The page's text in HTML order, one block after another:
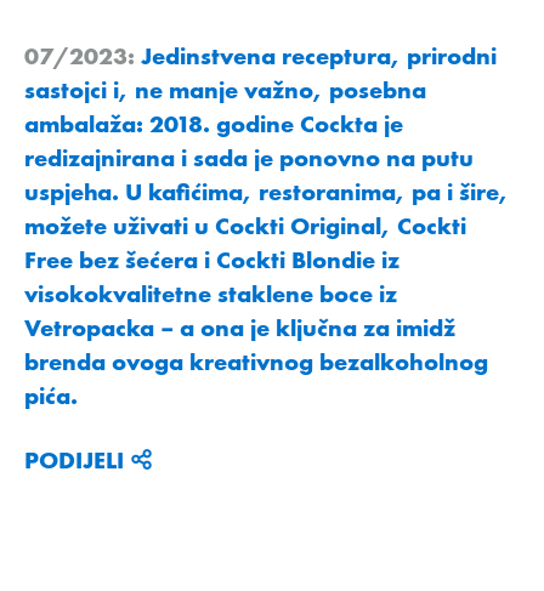
07/2023: Jedinstvena receptura, prirodni
sastojci i, ne manje važno, posebna
ambalaža: 2018. godine Cockta je
redizajnirana i sada je ponovno na putu
uspjeha. U kafićima, restoranima, pa i šire,
možete uživati u Cockti Original, Cockti
Free bez šećera i Cockti Blondie iz
visokokvalitetne staklene boce iz
Vetropacka – a ona je ključna za imidž
brenda ovoga kreativnog bezalkoholnog
pića.
PODIJELI